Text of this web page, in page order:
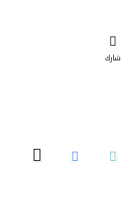
شارك